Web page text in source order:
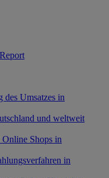
Umsatzes in
und weltweit
Shops in
in